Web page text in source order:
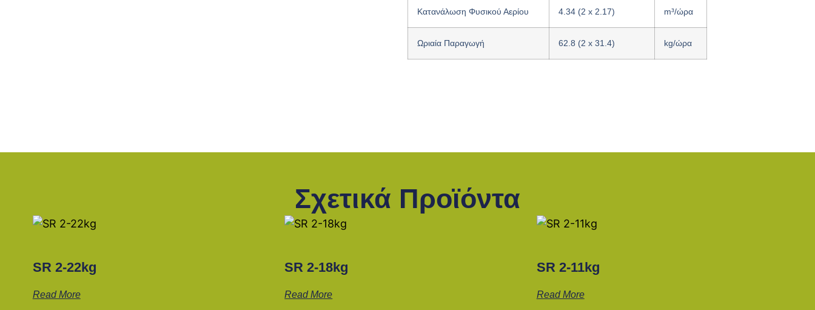
Κατανάλωση Φυσικού Αερίου 4.34 (2 x 2.17) m³/ώρα
Ωριαία Παραγωγή 62.8 (2 x 31.4) kg/ώρα
Σχετικά Προϊόντα
SR 2-22kg
Read More
SR 2-18kg
Read More
SR 2-11kg
Read More